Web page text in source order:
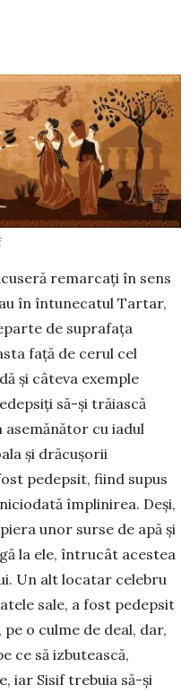
remarcați în sens
în întune­catul Tartar,
de suprafața
față de cerul cel
și câteva exemple
să-și trăiască
cu iadul
și dră­cușorii
pedepsit, fiind supus
împlinirea. Deși,
unor surse de apă și
la ele, întrucât acestea
Un alt locatar celebru
sale, a fost pedepsit
o culme de deal, dar,
ce să izbutească,
iar Sisif trebuia să-și